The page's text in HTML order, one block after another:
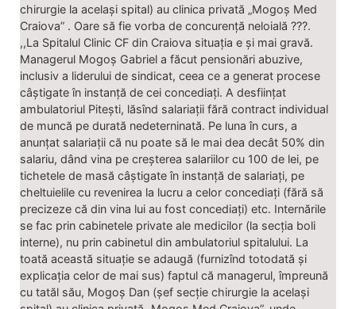
chirurgie la același spital) au clinica privată „Mogoș Med
Craiova” . Oare să fie vorba de concurență neloială ???.
,,La Spitalul Clinic CF din Craiova situația e și mai gravă.
Managerul Mogoș Gabriel a făcut pensionări abuzive,
inclusiv a liderului de sindicat, ceea ce a generat procese
câștigate în instanță de cei concediați. A desființat
ambulatoriul Pitești, lăsînd salariații fără contract individual
de muncă pe durată nedeterninată. Pe luna în curs, a
anunțat salariații că nu poate să le mai dea decât 50% din
salariu, dând vina pe creșterea salariilor cu 100 de lei, pe
tichetele de masă câștigate în instanță de salariați, pe
cheltuielile cu revenirea la lucru a celor concediați (fără să
precizeze că din vina lui au fost concediați) etc. Internările
se fac prin cabinetele private ale medicilor (la secția boli
interne), nu prin cabinetul din ambulatoriul spitalului. La
toată această situație se adaugă (furnizînd totodată și
explicația celor de mai sus) faptul că managerul, împreună
cu tatăl său, Mogoș Dan (șef secție chirurgie la același